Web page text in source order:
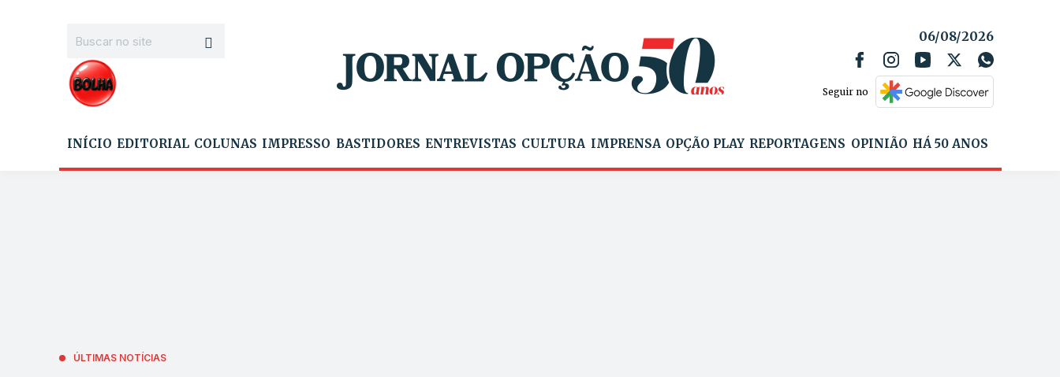
06/08/2026
Seguir no
INÍCIO EDITORIAL COLUNAS IMPRESSO BASTIDORES ENTREVISTAS CULTURA IMPRENSA OPÇÃO PLAY REPORTAGENS OPINIÃO HÁ 50 ANOS
ÚLTIMAS NOTÍCIAS